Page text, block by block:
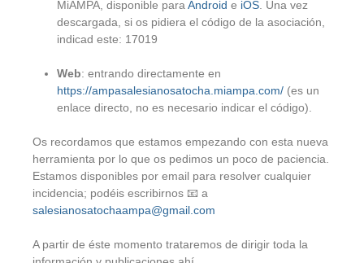
MiAMPA, disponible para Android e iOS . Una vez
descargada, si os pidiera el código de la asociación,
indicad este: 17019
Web: entrando directamente en
https://ampasalesianosatocha. miampa.com/ (es un
enlace directo, no es necesario indicar el código).
Os recordamos que estamos empezando con esta nueva
herramienta por lo que os pedimos un poco de paciencia.
Estamos disponibles por email para resolver cualquier
incidencia; podéis escribirnos 📧 a
salesianosatochaampa@gmail.com
A partir de éste momento trataremos de dirigir toda la